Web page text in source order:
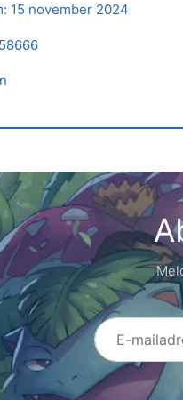
15 november 2024
E-mailadres